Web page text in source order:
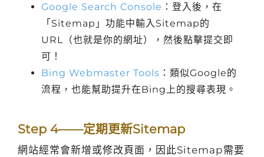
Google Search Console ：登入後，在
「Sitemap」功能中輸入Sitemap的
URL（也就是你的網址），然後點擊提交即
可！
Bing Webmaster Tools ：類似Google的
流程，也能幫助提升在Bing上的搜尋表現。
Step 4——定期更新Sitemap
網站經常會新增或修改頁面，因此Sitemap需要